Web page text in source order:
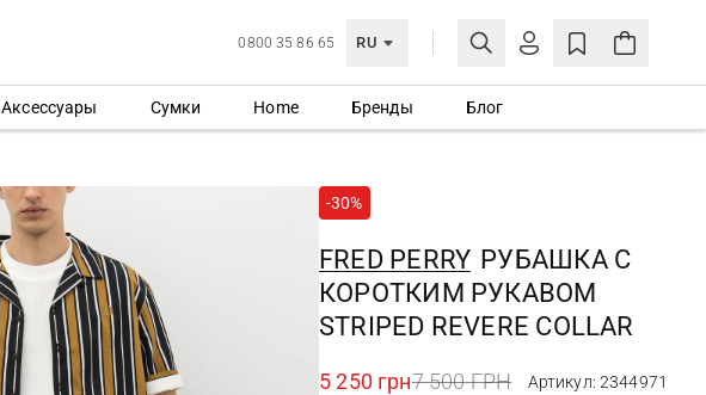
0800 35 86 65 RU
ЛИЧНЫЙ КАБИНЕТ
СОЗДАТЬ УЧЕТНУЮ ЗАПИСЬ
Аксессуары Сумки Home Бренды Блог
-30%
FRED PERRY РУБАШКА С
КОРОТКИМ РУКАВОМ
STRIPED REVERE COLLAR
5 250 грн7 500 ГРН Артикул: 2344971